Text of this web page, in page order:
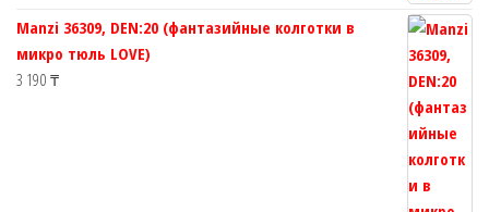
Manzi 36309, DEN:20 (фантазийные колготки в
микро тюль LOVE)
3 190 ₸